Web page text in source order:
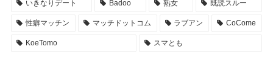
いきなりデート Badoo 熟女 既読スルー
性癖マッチン マッチドットコム ラブアン CoCome
KoeTomo スマとも